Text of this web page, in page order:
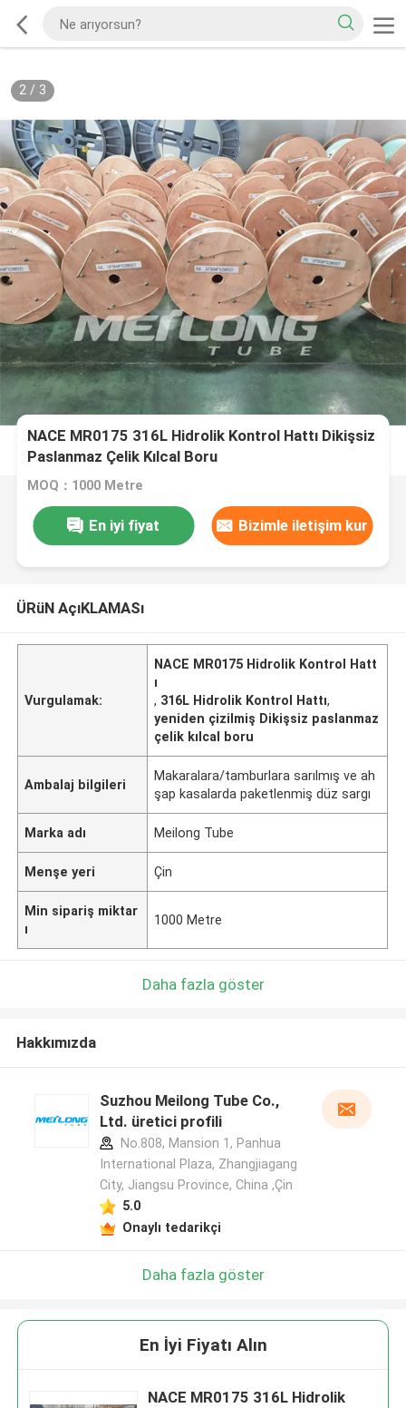
2/ 3
NACE MR0175 316L Hidrolik Kontrol Hattı Dikişsiz
Paslanmaz Çelik Kılcal Boru
MOQ：1000 Metre
En iyi fiyat Bizimle iletişim kur
ÜRüN AçıKLAMASı
Vurgulamak:
NACE MR0175 Hidrolik Kontrol Hatt
ı
, 316L Hidrolik Kontrol Hattı,
yeniden çizilmiş Dikişsiz paslanmaz
çelik kılcal boru
Ambalaj bilgileri
Makaralara/tamburlara sarılmış ve ah
şap kasalarda paketlenmiş düz sargı
Marka adı Meilong Tube
Menşe yeri Çin
Min sipariş miktar
ı
1000 Metre
Daha fazla göster
Hakkımızda
Suzhou Meilong Tube Co.,
Ltd. üretici profili
No.808, Mansion 1, Panhua
International Plaza, Zhangjiagang
City, Jiangsu Province, China ,Çin
5.0
Onaylı tedarikçi
Daha fazla göster
En İyi Fiyatı Alın
NACE MR0175 316L Hidrolik